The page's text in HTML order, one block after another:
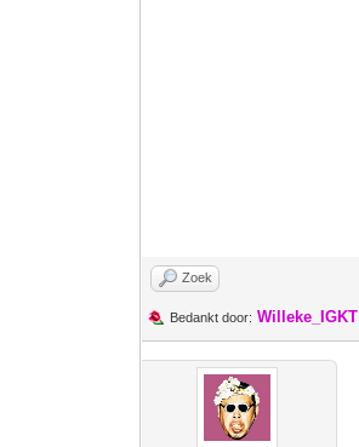
Zoek
Bedankt door: Willeke_IGKT